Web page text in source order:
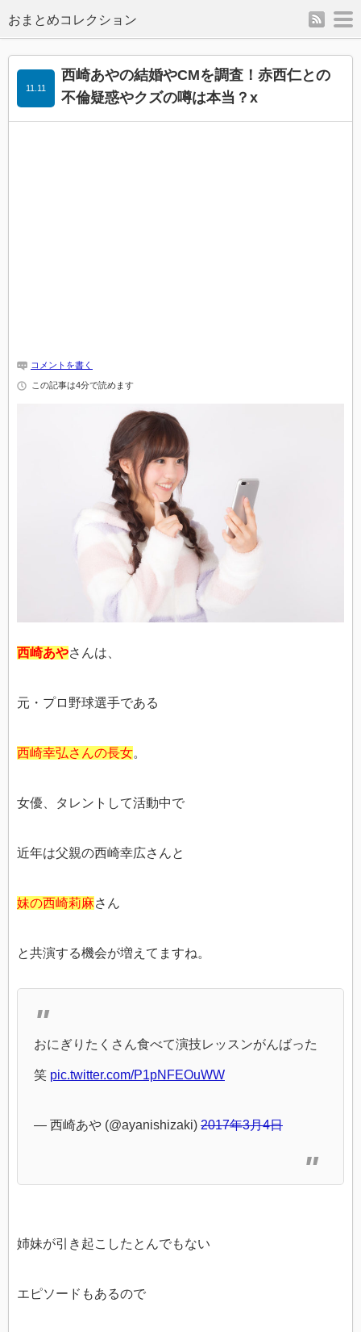
rss
西崎あやの結婚やCMを調査！赤西仁との
不倫疑惑やクズの噂は本当？x
11.11
コメントを書く
この記事は4分で読めます
西崎あやさんは、
元・プロ野球選手である
西崎幸弘さんの長女。
女優、タレントして活動中で
近年は父親の西崎幸広さんと
妹の西崎莉麻さん
と共演する機会が増えてますね。
おにぎりたくさん食べて演技レッスンがんばった
笑 pic.twitter.com/P1pNFEOuWW
— 西崎あや (@ayanishizaki) 2017年3月4日
姉妹が引き起こしたとんでもない
エピソードもあるので